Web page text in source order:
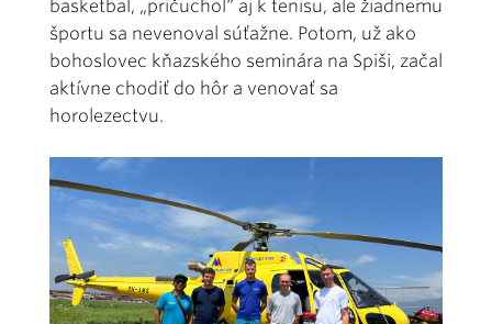
basketbal, „pričuchol“ aj k tenisu, ale žiadnemu
športu sa nevenoval súťažne. Potom, už ako
bohoslovec kňazského seminára na Spiši, začal
aktívne chodiť do hôr a venovať sa
horolezectvu.